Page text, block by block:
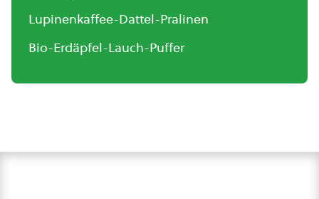
Lupinenkaffee-Dattel-Pralinen
Bio-Erdäpfel-Lauch-Puffer